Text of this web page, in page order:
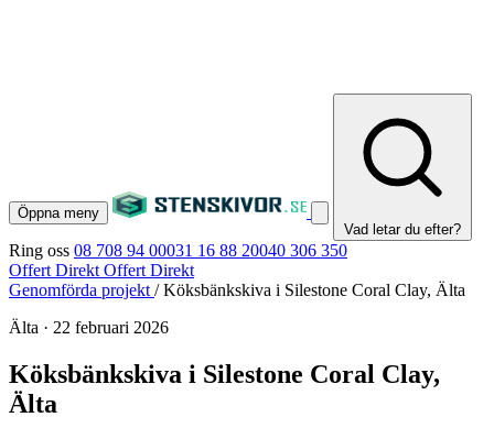
Öppna meny
Vad letar du efter?
Ring oss 08 708 94 00031 16 88 20040 306 350
Offert Direkt Offert Direkt
Genomförda projekt / Köksbänkskiva i Silestone Coral Clay, Älta
Älta · 22 februari 2026
Köksbänkskiva i Silestone Coral Clay,
Älta